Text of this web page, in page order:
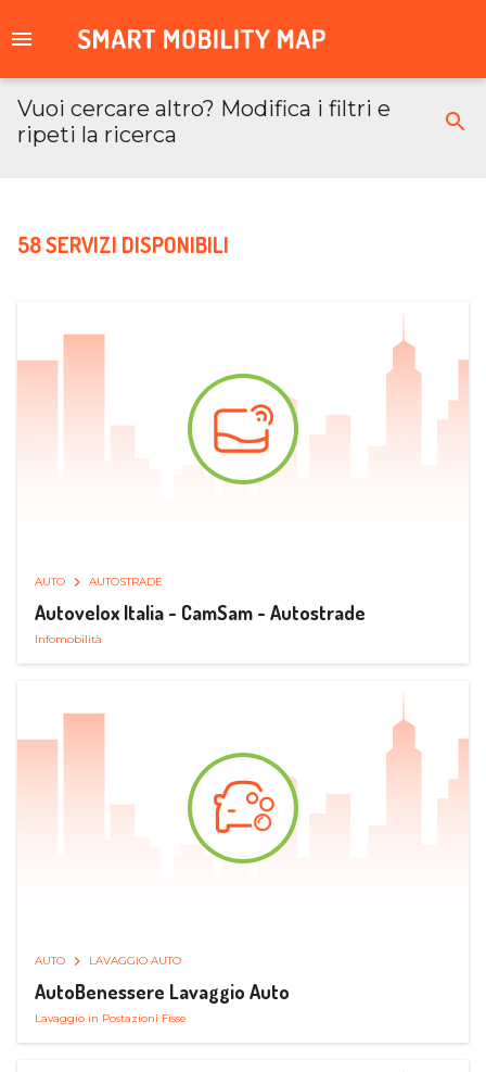
Vuoi cercare altro? Modifica i filtri e
ripeti la ricerca
58 SERVIZI DISPONIBILI
AUTO AUTOSTRADE
Autovelox Italia - CamSam - Autostrade
Infomobilità
AUTO LAVAGGIO AUTO
AutoBenessere Lavaggio Auto
Lavaggio in Postazioni Fisse